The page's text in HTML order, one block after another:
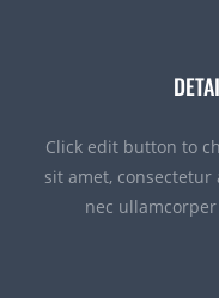
Click edit button to
sit amet,
nec